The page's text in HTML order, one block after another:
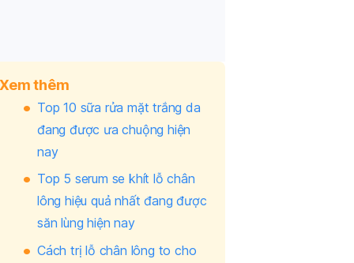
Xem thêm
Top 10 sữa rửa mặt trắng da
đang được ưa chuộng hiện
nay
Top 5 serum se khít lỗ chân
lông hiệu quả nhất đang được
săn lùng hiện nay
Cách trị lỗ chân lông to cho